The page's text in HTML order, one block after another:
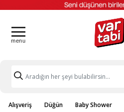
Alışveriş Düğün Baby Shower